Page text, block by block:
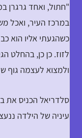
"חתול, ואחד גרגרן
במרכז העיר, ואכל
כשהגעתי אליו הוא
לזוז. כן כן, בהחלט
ולמצוא לעצמה גוף
סלדריאל הכניס את
עיניה של הילדה